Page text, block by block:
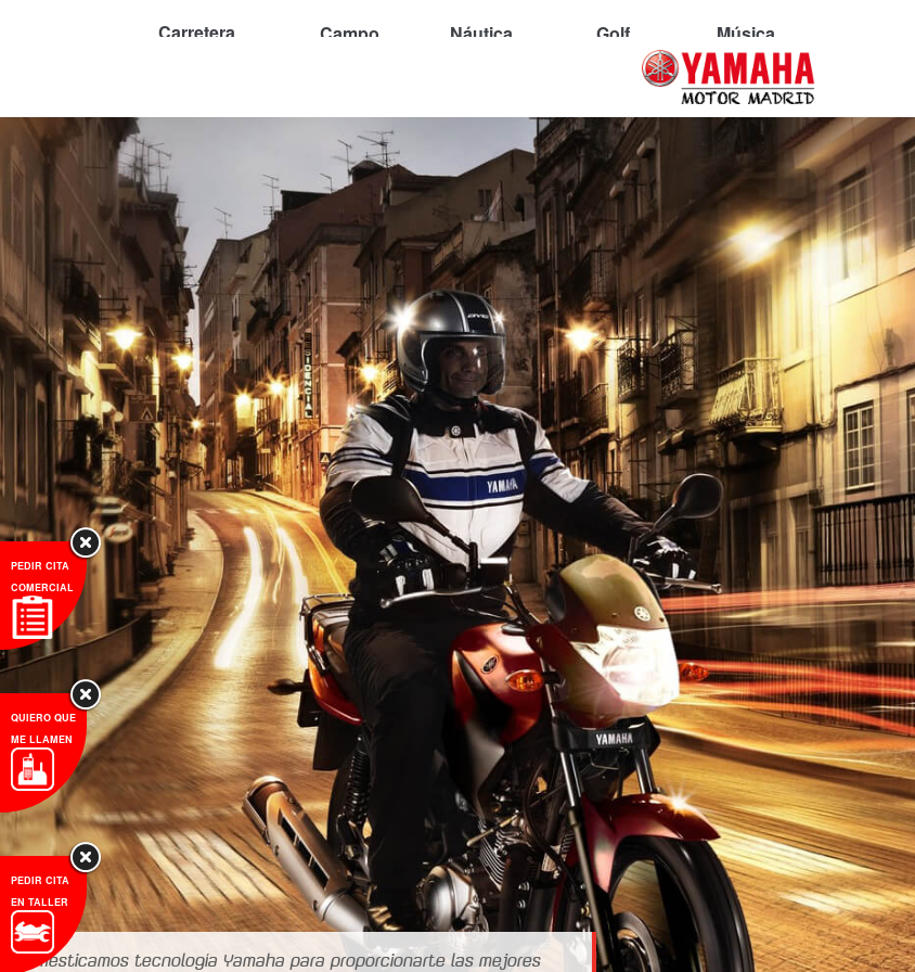
Carretera Campo Náutica Golf Música
Sport Heritage
Adventure Naked Custom
Domesticamos tecnología Yamaha para proporcionarte las mejores
PEDIR CITA
EN TALLER
QUIERO QUE
ME LLAMEN
PEDIR CITA
COMERCIAL
Aviso legal Política de cookies Política de privacidad
Compañía Contacto y localización Moto alquiler Recambios y Accesorios Yamaha Motor Europa